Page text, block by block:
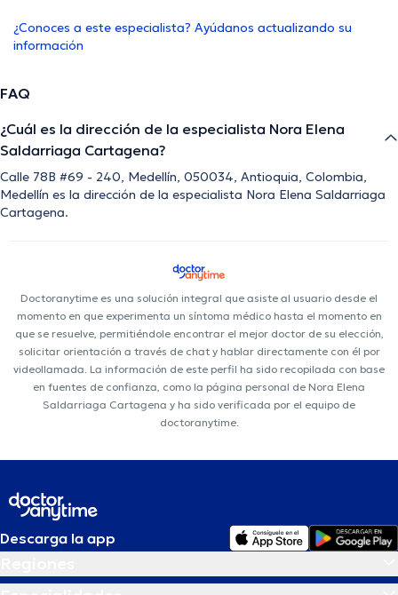
¿Conoces a este especialista? Ayúdanos actualizando su
información
FAQ
¿Cuál es la dirección de la especialista Nora Elena
Saldarriaga Cartagena?
Calle 78B #69 - 240, Medellín, 050034, Antioquia, Colombia,
Medellín es la dirección de la especialista Nora Elena Saldarriaga
Cartagena.
Doctoranytime es una solución integral que asiste al usuario desde el
momento en que experimenta un síntoma médico hasta el momento en
que se resuelve, permitiéndole encontrar el mejor doctor de su elección,
solicitar orientación a través de chat y hablar directamente con él por
videollamada. La información de este perfil ha sido recopilada con base
en fuentes de confianza, como la página personal de Nora Elena
Saldarriaga Cartagena y ha sido verificada por el equipo de
doctoranytime.
Descarga la app